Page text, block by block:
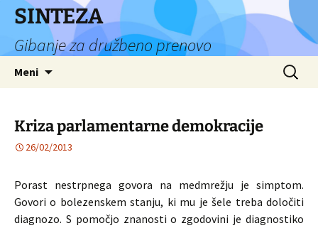
Preskoči
vsebino
SINTEZA
Gibanje za družbeno prenovo
Meni Išči:
Kriza parlamentarne demokracije
26/02/2013
Porast nestrpnega govora na medmrežju je simptom.
Govori o bolezenskem stanju, ki mu je šele treba določiti
diagnozo. S pomočjo znanosti o zgodovini je diagnostiko